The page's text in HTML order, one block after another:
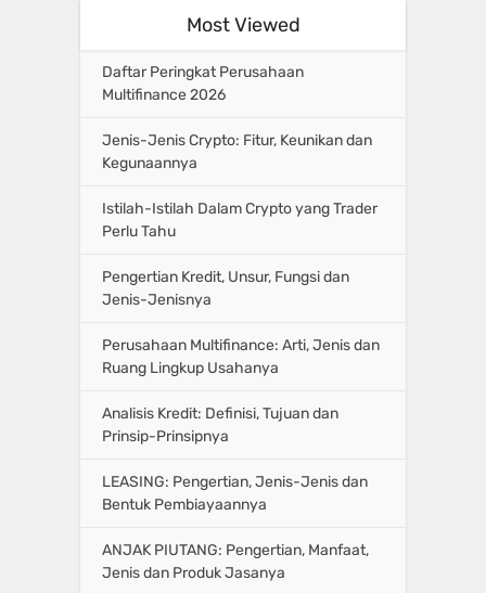
Most Viewed
Daftar Peringkat Perusahaan
Multifinance 2026
Jenis-Jenis Crypto: Fitur, Keunikan dan
Kegunaannya
Istilah-Istilah Dalam Crypto yang Trader
Perlu Tahu
Pengertian Kredit, Unsur, Fungsi dan
Jenis-Jenisnya
Perusahaan Multifinance: Arti, Jenis dan
Ruang Lingkup Usahanya
Analisis Kredit: Definisi, Tujuan dan
Prinsip-Prinsipnya
LEASING: Pengertian, Jenis-Jenis dan
Bentuk Pembiayaannya
ANJAK PIUTANG: Pengertian, Manfaat,
Jenis dan Produk Jasanya